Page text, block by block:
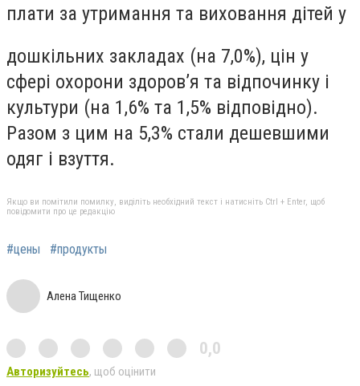
плати за утримання та виховання дітей у
дошкільних закладах (на 7,0%), цін у
сфері охорони здоров’я та відпочинку і
культури (на 1,6% та 1,5% відповідно).
Разом з цим на 5,3% стали дешевшими
одяг і взуття.
Якщо ви помітили помилку, виділіть необхідний текст і натисніть Ctrl + Enter, щоб
повідомити про це редакцію
#цены #продукты
Алена Тищенко
0,0
Авторизуйтесь, щоб оцінити